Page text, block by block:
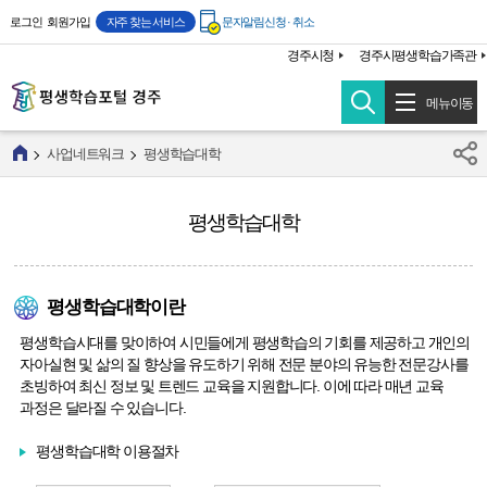
본문 바로가기
주메뉴 바로가기
경주시청 경주시평생학습가족관
로그인 회원가입 자주 찾는 서비스 문자알림신청 · 취소
메뉴이동
평생학습대학
사업네트워크 평생학습대학
평생학습대학이란
평생학습시대를 맞이하여 시민들에게 평생학습의 기회를 제공하고 개인의
자아실현 및 삶의 질 향상을 유도하기 위해 전문 분야의 유능한 전문강사를
초빙하여 최신 정보 및 트렌드 교육을 지원합니다. 이에 따라 매년 교육
과정은 달라질 수 있습니다.
평생학습대학 이용절차